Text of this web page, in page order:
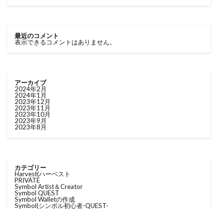
最近のコメント
表示できるコメントはありません。
アーカイブ
2024年2月
2024年1月
2023年12月
2023年11月
2023年10月
2023年9月
2023年8月
カテゴリー
Harvest(ハーベスト
PRIVATE
Symbol Artist＆Creator
Symbol QUEST
Symbol Walletの作成
Symbol(シンボル初心者-QUEST-